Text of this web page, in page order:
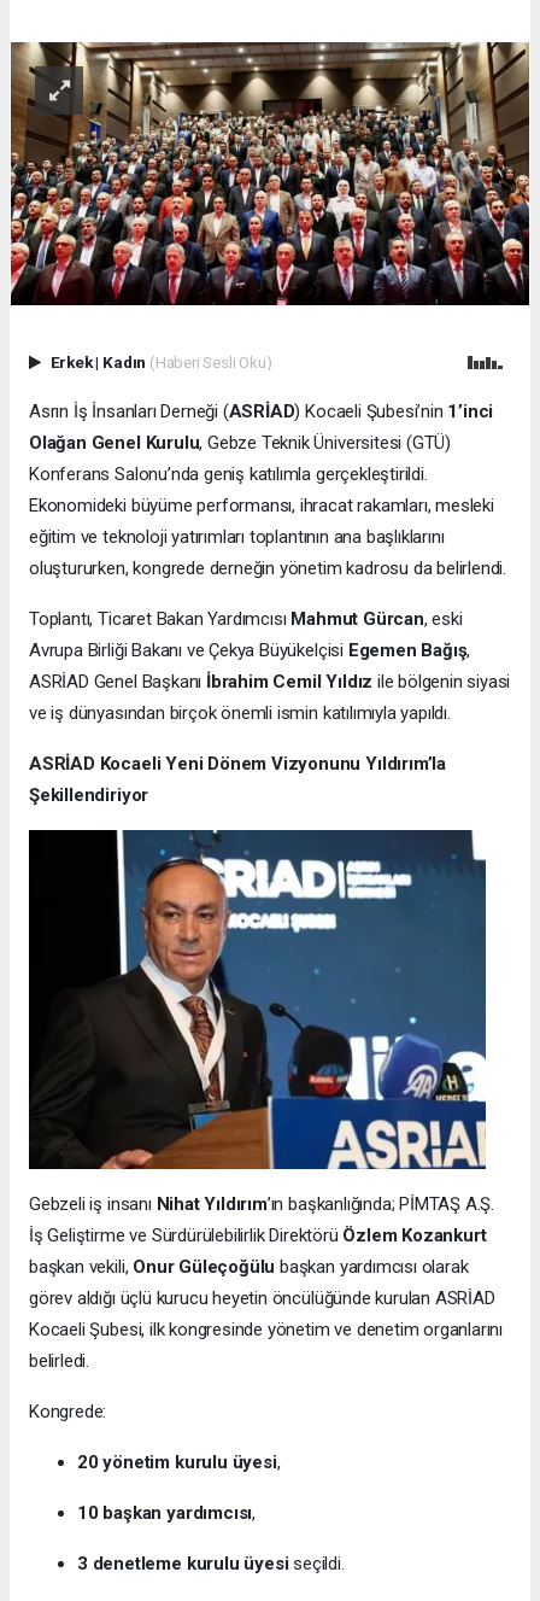
Erkek| Kadın (Haberi Sesli Oku)
Asrın İş İnsanları Derneği (ASRİAD) Kocaeli Şubesi’nin 1’inci
Olağan Genel Kurulu, Gebze Teknik Üniversitesi (GTÜ)
Konferans Salonu’nda geniş katılımla gerçekleştirildi.
Ekonomideki büyüme performansı, ihracat rakamları, mesleki
eğitim ve teknoloji yatırımları toplantının ana başlıklarını
oluştururken, kongrede derneğin yönetim kadrosu da belirlendi.
Toplantı, Ticaret Bakan Yardımcısı Mahmut Gürcan, eski
Avrupa Birliği Bakanı ve Çekya Büyükelçisi Egemen Bağış,
ASRİAD Genel Başkanı İbrahim Cemil Yıldız ile bölgenin siyasi
ve iş dünyasından birçok önemli ismin katılımıyla yapıldı.
ASRİAD Kocaeli Yeni Dönem Vizyonunu Yıldırım’la
Şekillendiriyor
Gebzeli iş insanı Nihat Yıldırım’ın başkanlığında; PİMTAŞ A.Ş.
İş Geliştirme ve Sürdürülebilirlik Direktörü Özlem Kozankurt
başkan vekili, Onur Güleçoğülu başkan yardımcısı olarak
görev aldığı üçlü kurucu heyetin öncülüğünde kurulan ASRİAD
Kocaeli Şubesi, ilk kongresinde yönetim ve denetim organlarını
belirledi.
Kongrede:
20 yönetim kurulu üyesi,
10 başkan yardımcısı,
3 denetleme kurulu üyesiseçildi.